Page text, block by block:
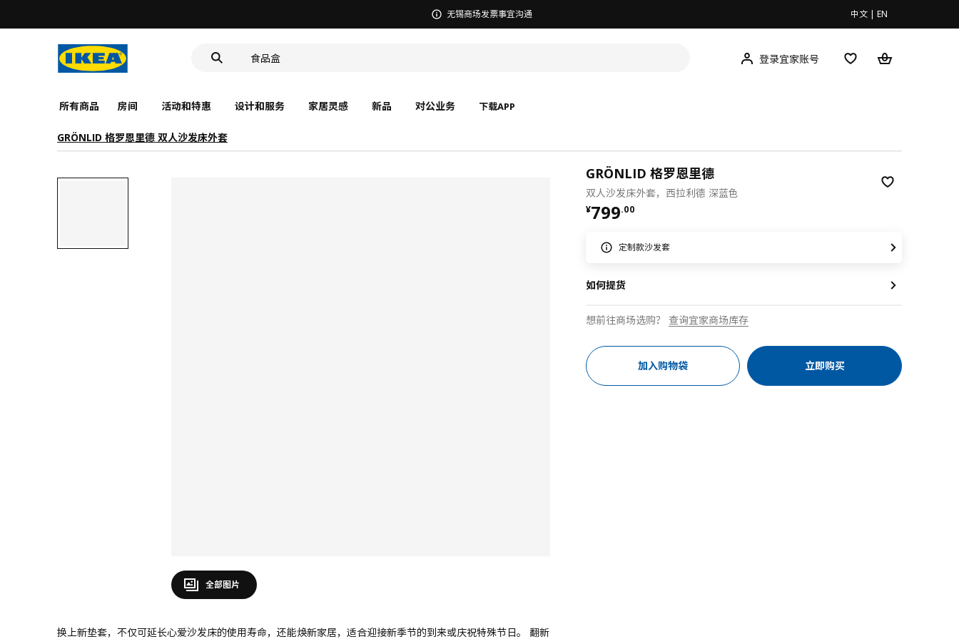
宜家在中国召回部分批次BÄSINGEN 巴辛根 淋浴椅 中文 | EN
靠垫套
食品盒
登录宜家账号
所有商品 房间 活动和特惠 设计和服务 家居灵感 新品 对公业务 下载APP
GRÖNLID 格罗恩里德 双人沙发床外套
全部图片
换上新垫套，不仅可延长心爱沙发床的使用寿命，还能焕新家居，适合迎接新季节的到来或庆祝特殊节日。 翻新
GRÖNLID 格罗恩里德
双人沙发床外套，西拉利德 深蓝色
¥799.00
¥ 799.00
定制款沙发套
如何提货
想前往商场选购？ 查询宜家商场库存
加入购物袋 立即购买